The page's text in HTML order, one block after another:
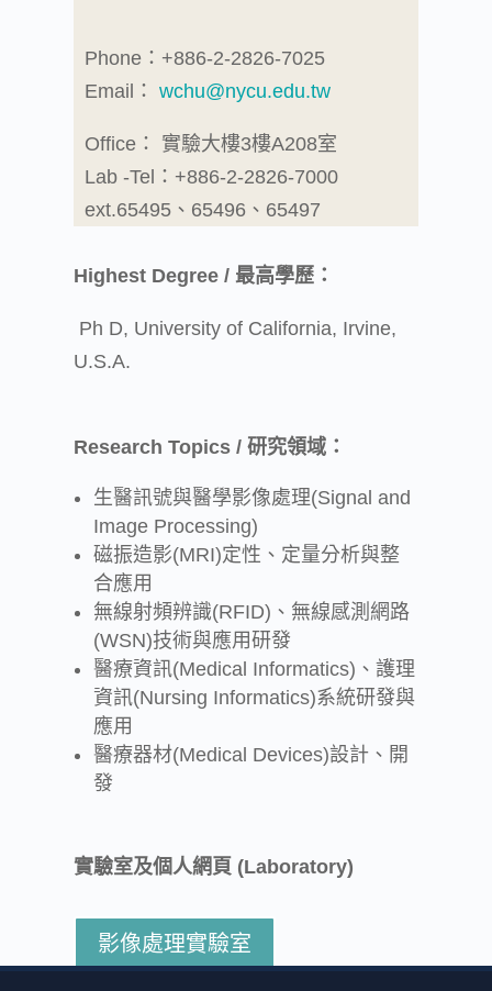
Phone：+886-2-2826-7025
Email：wchu@nycu.edu.tw
Office： 實驗大樓3樓A208室
Lab -Tel：+886-2-2826-7000
ext.65495、65496、65497
Highest Degree / 最高學歷：
Ph D, University of California, Irvine,
U.S.A.
Research Topics / 研究領域：
生醫訊號與醫學影像處理(Signal and
Image Processing)
磁振造影(MRI)定性、定量分析與整
合應用
無線射頻辨識(RFID)、無線感測網路
(WSN)技術與應用研發
醫療資訊(Medical Informatics)、護理
資訊(Nursing Informatics)系統研發與
應用
醫療器材(Medical Devices)設計、開
發
實驗室及個人網頁 (Laboratory)
影像處理實驗室